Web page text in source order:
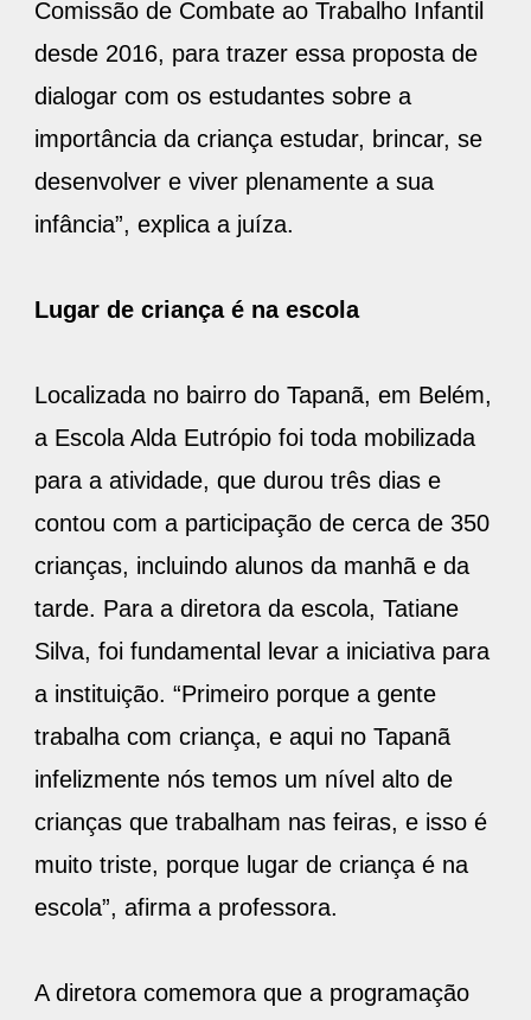
Comissão de Combate ao Trabalho Infantil
desde 2016, para trazer essa proposta de
dialogar com os estudantes sobre a
importância da criança estudar, brincar, se
desenvolver e viver plenamente a sua
infância”, explica a juíza.
Lugar de criança é na escola
Localizada no bairro do Tapanã, em Belém,
a Escola Alda Eutrópio foi toda mobilizada
para a atividade, que durou três dias e
contou com a participação de cerca de 350
crianças, incluindo alunos da manhã e da
tarde. Para a diretora da escola, Tatiane
Silva, foi fundamental levar a iniciativa para
a instituição. “Primeiro porque a gente
trabalha com criança, e aqui no Tapanã
infelizmente nós temos um nível alto de
crianças que trabalham nas feiras, e isso é
muito triste, porque lugar de criança é na
escola”, afirma a professora.
A diretora comemora que a programação